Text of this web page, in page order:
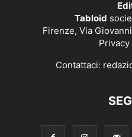
Tabloid
Firenze, Via
Contattaci: